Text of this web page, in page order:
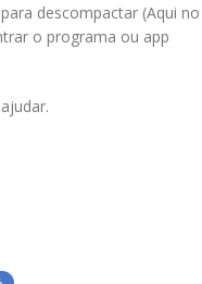
descompactar (Aqui no
o programa ou app